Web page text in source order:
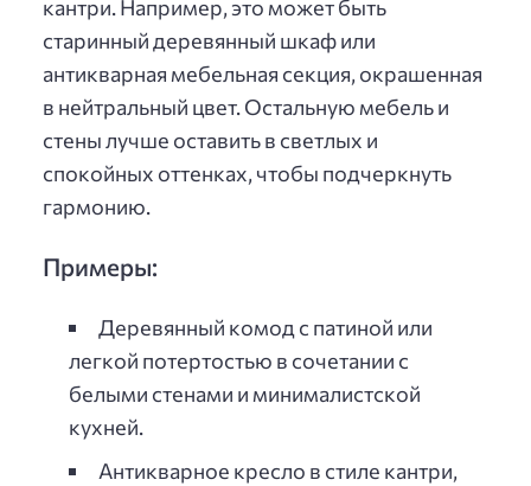
кантри. Например, это может быть
старинный деревянный шкаф или
антикварная мебельная секция, окрашенная
в нейтральный цвет. Остальную мебель и
стены лучше оставить в светлых и
спокойных оттенках, чтобы подчеркнуть
гармонию.
Примеры:
Деревянный комод с патиной или
легкой потертостью в сочетании с
белыми стенами и минималистской
кухней.
Антикварное кресло в стиле кантри,